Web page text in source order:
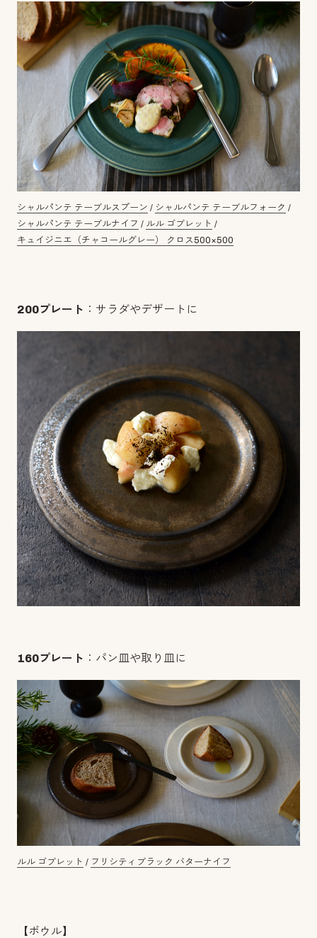
シャルパンテ テーブルスプーン / シャルパンテ テーブルフォーク /
シャルパンテ テーブルナイフ / ルル ゴブレット /
キュイジニエ（チャコールグレー） クロス500×500
200プレート ：サラダやデザートに
160プレート ：パン皿や取り皿に
ルル ゴブレット / フリシティブラック バターナイフ
【ボウル】